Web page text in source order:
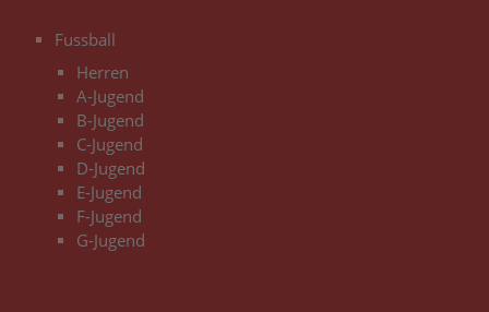
Fussball
Herren
A-Jugend
B-Jugend
C-Jugend
D-Jugend
E-Jugend
F-Jugend
G-Jugend